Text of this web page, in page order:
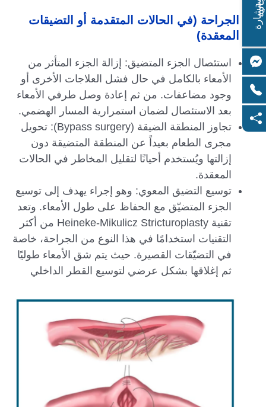
الجراحة (في الحالات المتقدمة أو التضيقات
المعقدة)
استئصال الجزء المتضيق: إزالة الجزء المتأثر من
الأمعاء بالكامل في حال فشل العلاجات الأخرى أو
وجود مضاعفات. من ثم إعادة وصل طرفي الأمعاء
بعد الاستئصال لضمان استمرارية المسار الهضمي.
تجاوز المنطقة الضيقة (Bypass surgery): تحويل
مجرى الطعام بعيداً عن المنطقة المتضيقة دون
إزالتها ويُستخدم أحيانًا لتقليل المخاطر في الحالات
المعقدة.
توسيع التضيق المعوي: وهو إجراء يهدف إلى توسيع
الجزء المتضيّق مع الحفاظ على طول الأمعاء. وتعد
تقنية Heineke-Mikulicz Stricturoplasty من أكثر
التقنيات استخدامًا في هذا النوع من الجراحة، خاصة
في التضيّقات القصيرة. حيث يتم شق الأمعاء طوليًا
ثم إغلاقها بشكل عرضي لتوسيع القطر الداخلي
ا
س
ت
ش
ا
ر
ة
ج
ا
ن
ي